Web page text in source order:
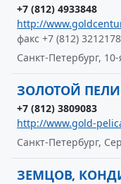
+7 (812) 4933848
http://
факс +7 (812) 3212178
Санкт-Петербург,
ЗОЛОТОЙ
+7 (812) 3809083
http://www.gold-
Санкт-Петербург,
ЗЕМЦОВ,